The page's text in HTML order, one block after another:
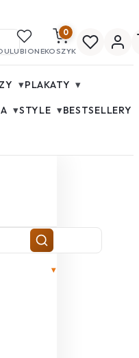
ULUBIONE
0
KOSZYK
▾PLAKATY ▾
▾STYLE ▾BESTSELLERY
▾